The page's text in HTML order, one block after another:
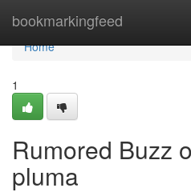
bookmarkingfeed
Home
Home
1
Rumored Buzz
pluma